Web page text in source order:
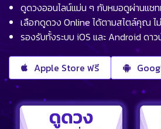
ดูดวงออนไลน์แม่น ๆ กับหมอดูผ่านแชท
เลือกดูดวง Online ได้ตามสไตล์คุณ ไ
รองรับทั้งระบบ iOS และ Android ดาว
Apple Store ฟรี